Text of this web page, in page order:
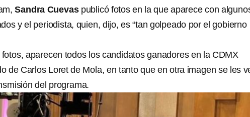
Sandra Cuevaspublicó fotos en la que aparece con
y el periodista, quien, dijo, es “tan golpeado por el gobierno
aparecen todos los candidatos ganadores en la CDMX
de Carlos Loret de Mola, en tanto que en otra imagen se les
del programa.